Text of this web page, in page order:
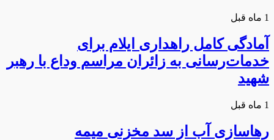
1 ماه قبل
آمادگی کامل راهداری ایلام برای
خدمات‌رسانی به زائران مراسم وداع با رهبر
شهید
1 ماه قبل
رهاسازی آب از سد مخزنی میمه